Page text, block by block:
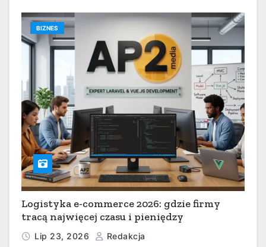
BIZNES
Logistyka e-commerce 2026: gdzie firmy
tracą najwięcej czasu i pieniędzy
Lip 23, 2026 Redakcja